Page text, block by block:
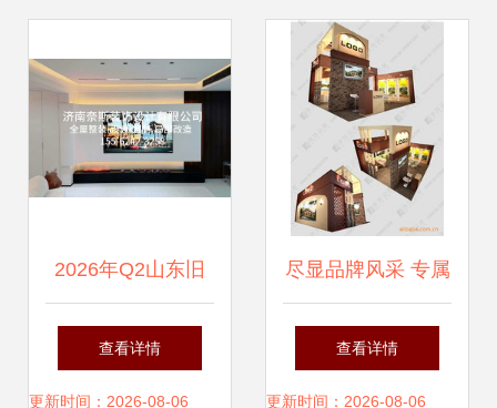
2026年Q2山东旧
房改造指南 为什么
专业设计服务成为
查看详情
更新时间：2026-08-06
尽显品牌风采 专属
展台设计与搭建全
攻略
查看详情
更新时间：2026-08-06